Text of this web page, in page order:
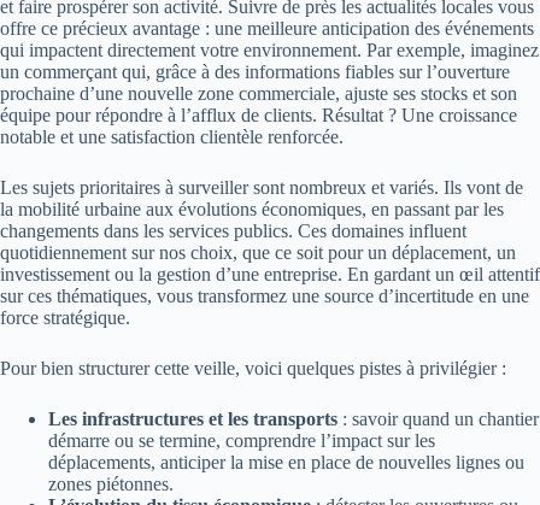
et faire prospérer son activité. Suivre de près les actualités locales vous
offre ce précieux avantage : une meilleure anticipation des événements
qui impactent directement votre environnement. Par exemple, imaginez
un commerçant qui, grâce à des informations fiables sur l’ouverture
prochaine d’une nouvelle zone commerciale, ajuste ses stocks et son
équipe pour répondre à l’afflux de clients. Résultat ? Une croissance
notable et une satisfaction clientèle renforcée.
Les sujets prioritaires à surveiller sont nombreux et variés. Ils vont de
la mobilité urbaine aux évolutions économiques, en passant par les
changements dans les services publics. Ces domaines influent
quotidiennement sur nos choix, que ce soit pour un déplacement, un
investissement ou la gestion d’une entreprise. En gardant un œil attentif
sur ces thématiques, vous transformez une source d’incertitude en une
force stratégique.
Pour bien structurer cette veille, voici quelques pistes à privilégier :
Les infrastructures et les transports : savoir quand un chantier
démarre ou se termine, comprendre l’impact sur les
déplacements, anticiper la mise en place de nouvelles lignes ou
zones piétonnes.